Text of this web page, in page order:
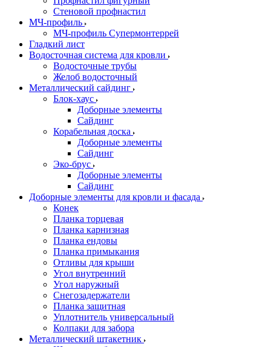
Стеновой профнастил
МЧ-профиль
МЧ-профиль Супермонтеррей
Гладкий лист
Водосточная система для кровли
Водосточные трубы
Желоб водосточный
Металлический сайдинг
Блок-хаус
Доборные элементы
Сайдинг
Корабельная доска
Доборные элементы
Сайдинг
Эко-брус
Доборные элементы
Сайдинг
Доборные элементы для кровли и фасада
Конек
Планка торцевая
Планка карнизная
Планка ендовы
Планка примыкания
Отливы для крыши
Угол внутренний
Угол наружный
Снегозадержатели
Планка защитная
Уплотнитель универсальный
Колпаки для забора
Металлический штакетник